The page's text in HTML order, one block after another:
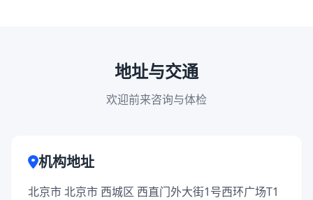
地址与交通
欢迎前来咨询与体检
机构地址
北京市 北京市 西城区 西直门外大街1号西环广场T1